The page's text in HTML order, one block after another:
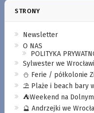
STRONY
Newsletter
O NAS
POLITYKA
Sylwester we
⛄️ Ferie / półkolonie
⛱️ Plaże i beach bary
⛺️Weekend na
🔮 Andrzejki we